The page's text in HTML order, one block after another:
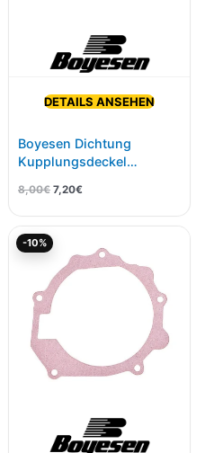
DETAILS ANSEHEN
Boyesen Dichtung
Kupplungsdeckel
07CC-11A
8,00€ 7,20€
-10% Preis
war:
8,00€
Preis
ist:
7,20€.